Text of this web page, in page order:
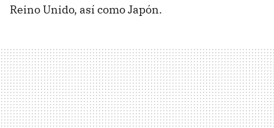
Reino Unido, así como Japón.